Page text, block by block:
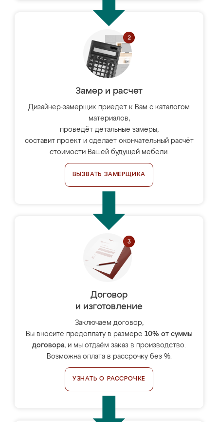
Замер и расчет
Дизайнер-замерщик приедет к Вам с каталогом
материалов,
проведёт детальные замеры,
составит проект и сделает окончательный расчёт
стоимости Вашей будущей мебели.
ВЫЗВАТЬ ЗАМЕРЩИКА
Договор
и изготовление
Заключаем договор,
Вы вносите предоплату в размере 10% от суммы
договора, и мы отдаём заказ в производство.
Возможна оплата в рассрочку без %.
УЗНАТЬ О РАССРОЧКЕ